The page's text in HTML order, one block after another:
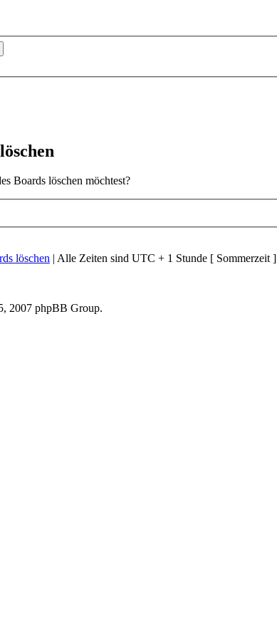
Boards löschen möchtest?
löschen | Alle Zeiten sind UTC + 1 Stunde [ Sommerzeit ]
2007 phpBB Group.